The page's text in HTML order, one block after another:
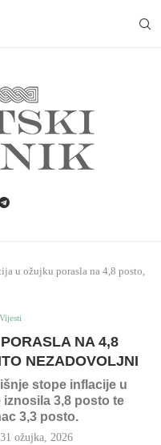
u ožujku porasla na 4,8 posto,
Vijesti
NA 4,8
NEZADOVOLJNI
stope inflacije u
3,8 posto te
3,3 posto.
31 ožujka, 2026